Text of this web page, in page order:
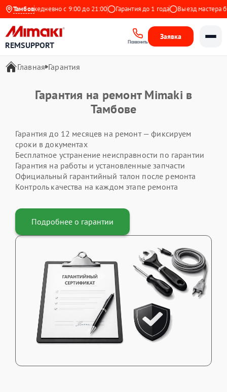
ТамбовЕжедневно с 9:00 до 21:00 Гарантия до 1 года Выезд мастера
REMSUPPORT Позвонить
Заявка
Главная Гарантия
Гарантия на ремонт Mimaki в
Тамбове
Гарантия до 12 месяцев на ремонт — фиксируем
сроки в документах
Бесплатное устранение неисправности по гарантии
Гарантия на работы и установленные запчасти
Официальный гарантийный талон после ремонта
Контроль качества на каждом этапе ремонта
Подробнее о гарантии